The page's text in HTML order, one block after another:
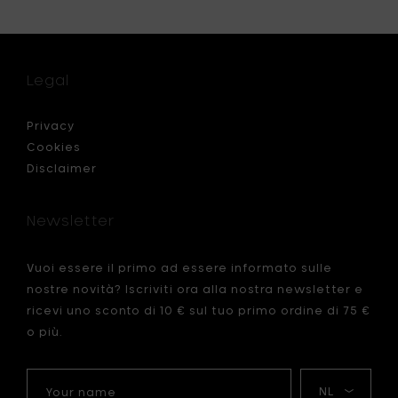
Legal
Privacy
Cookies
Disclaimer
Newsletter
Vuoi essere il primo ad essere informato sulle
nostre novità? Iscriviti ora alla nostra newsletter e
ricevi uno sconto di 10 € sul tuo primo ordine di 75 €
o più.
name
mia